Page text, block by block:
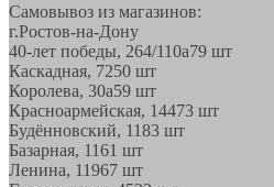
Самовывоз из магазинов:
г.Ростов-на-Дону
40-лет победы, 264/110а79 шт
Каскадная, 7250 шт
Королева, 30а59 шт
Красноармейская, 14473 шт
Будённовский, 1183 шт
Базарная, 1161 шт
Ленина, 11967 шт